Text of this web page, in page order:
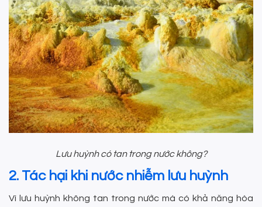
Lưu huỳnh có tan trong nước không?
2. Tác hại khi nước nhiễm lưu huỳnh
Vì lưu huỳnh không tan trong nước mà có khả năng hòa